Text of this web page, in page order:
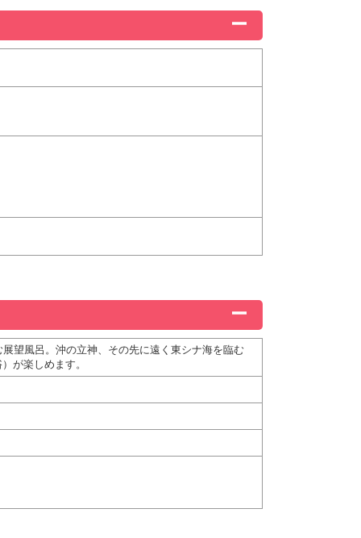
望風呂。沖の立神、その先に遠く東シナ海を臨む
が楽しめます。